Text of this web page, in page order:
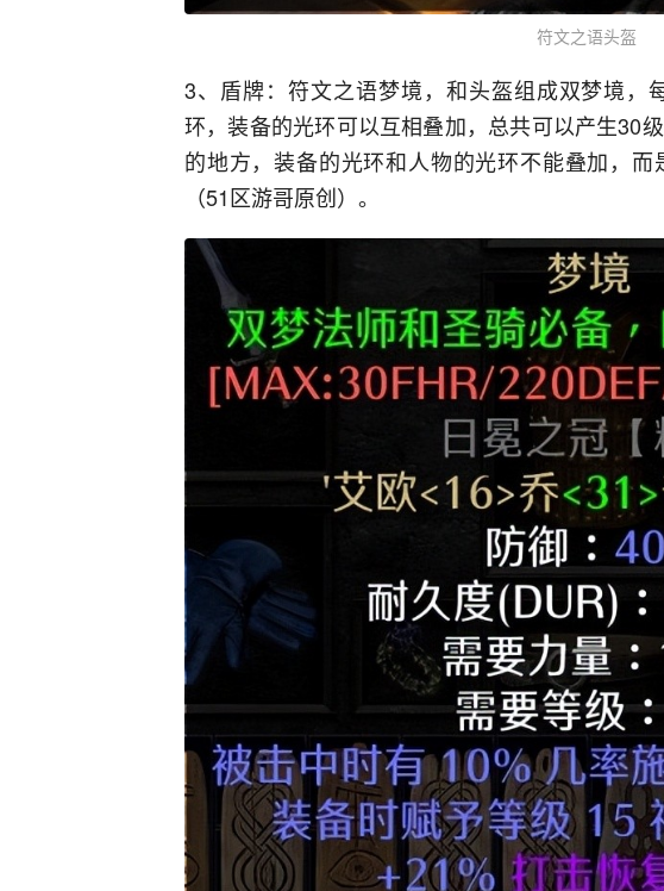
符文之语头盔
3、盾牌：符文之语梦境，和头盔组成双梦境，
环，装备的光环可以互相叠加，总共可以产生30
的地方，装备的光环和人物的光环不能叠加，
（51区游哥原创）。